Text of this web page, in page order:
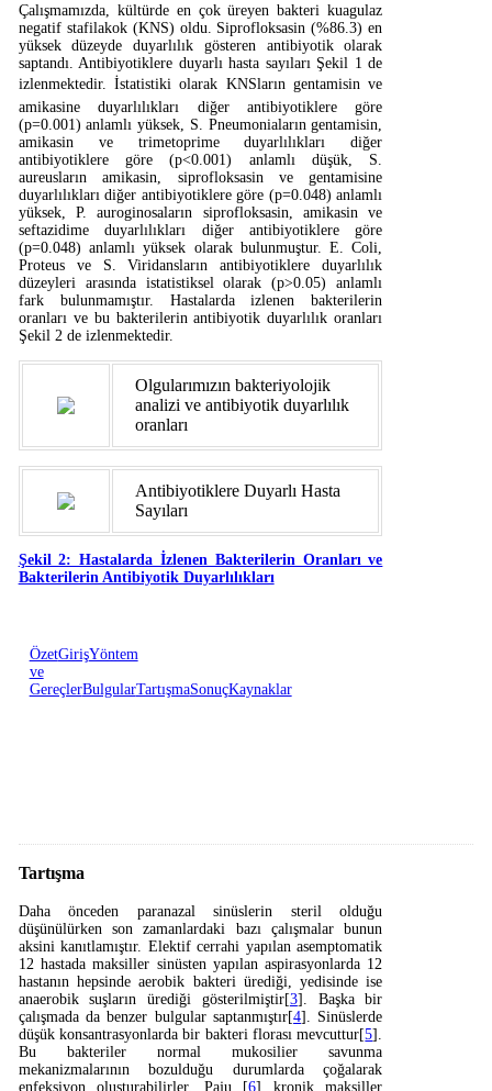
Çalışmamızda, kültürde en çok üreyen bakteri kuagulaz
negatif stafilakok (KNS) oldu. Siprofloksasin (%86.3) en
yüksek düzeyde duyarlılık gösteren antibiyotik olarak
saptandı. Antibiyotiklere duyarlı hasta sayıları Şekil 1 de
izlenmektedir. İstatistiki olarak KNSların gentamisin ve
amikasine duyarlılıkları diğer antibiyotiklere göre
(p=0.001) anlamlı yüksek, S. Pneumoniaların gentamisin,
amikasin ve trimetoprime duyarlılıkları diğer
antibiyotiklere göre (p<0.001) anlamlı düşük, S.
aureusların amikasin, siprofloksasin ve gentamisine
duyarlılıkları diğer antibiyotiklere göre (p=0.048) anlamlı
yüksek, P. auroginosaların siprofloksasin, amikasin ve
seftazidime duyarlılıkları diğer antibiyotiklere göre
(p=0.048) anlamlı yüksek olarak bulunmuştur. E. Coli,
Proteus ve S. Viridansların antibiyotiklere duyarlılık
düzeyleri arasında istatistiksel olarak (p>0.05) anlamlı
fark bulunmamıştır. Hastalarda izlenen bakterilerin
oranları ve bu bakterilerin antibiyotik duyarlılık oranları
Şekil 2 de izlenmektedir.
Olgularımızın bakteriyolojik
analizi ve antibiyotik duyarlılık
oranları
Antibiyotiklere Duyarlı Hasta
Sayıları
Şekil 2: Hastalarda İzlenen Bakterilerin Oranları ve
Bakterilerin Antibiyotik Duyarlılıkları
ÖzetGirişYöntem
ve
GereçlerBulgularTartışmaSonuçKaynaklar
Tartışma
Daha önceden paranazal sinüslerin steril olduğu
düşünülürken son zamanlardaki bazı çalışmalar bunun
aksini kanıtlamıştır. Elektif cerrahi yapılan asemptomatik
12 hastada maksiller sinüsten yapılan aspirasyonlarda 12
hastanın hepsinde aerobik bakteri ürediği, yedisinde ise
anaerobik suşların ürediği gösterilmiştir[3]. Başka bir
çalışmada da benzer bulgular saptanmıştır[4]. Sinüslerde
düşük konsantrasyonlarda bir bakteri florası mevcuttur[5].
Bu bakteriler normal mukosilier savunma
mekanizmalarının bozulduğu durumlarda çoğalarak
enfeksiyon oluşturabilirler. Paju [6] kronik maksiller